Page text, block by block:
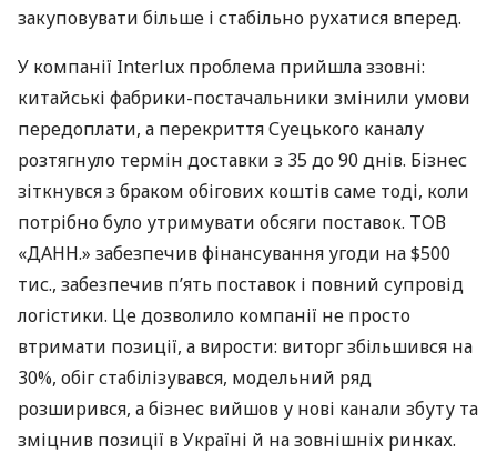
закуповувати більше і стабільно рухатися вперед.
У компанії Interlux проблема прийшла ззовні:
китайські фабрики-постачальники змінили умови
передоплати, а перекриття Суецького каналу
розтягнуло термін доставки з 35 до 90 днів. Бізнес
зіткнувся з браком обігових коштів саме тоді, коли
потрібно було утримувати обсяги поставок. ТОВ
«ДАНН.» забезпечив фінансування угоди на $500
тис., забезпечив п’ять поставок і повний супровід
логістики. Це дозволило компанії не просто
втримати позиції, а вирости: виторг збільшився на
30%, обіг стабілізувався, модельний ряд
розширився, а бізнес вийшов у нові канали збуту та
зміцнив позиції в Україні й на зовнішніх ринках.